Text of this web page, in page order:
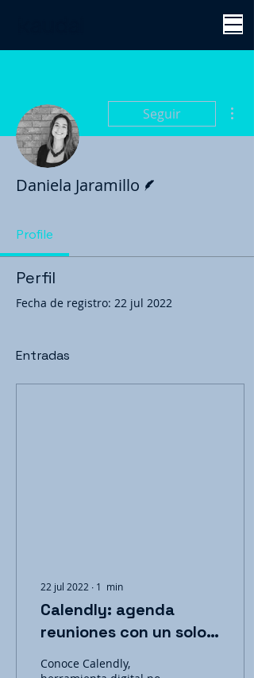
Seguir
Daniela Jaramillo
Profile
Perfil
Fecha de registro: 22 jul 2022
Entradas
22 jul 2022 ∙ 1 min
Calendly: agenda
reuniones con un solo
Conoce Calendly,